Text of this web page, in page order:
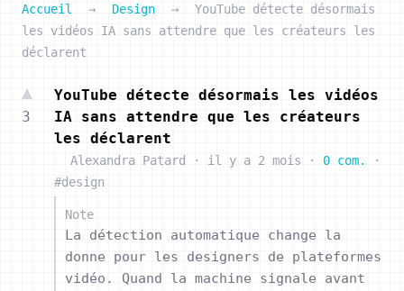
Accueil → Design →
YouTube détecte désormais
les vidéos IA sans attendre que les créateurs les
déclarent
3
YouTube détecte désormais les vidéos
IA sans attendre que les créateurs
les déclarent
Alexandra Patard · il y a 2 mois · 0 com.
·
#design
Note
La détection automatique change la
donne pour les designers de plateformes
vidéo. Quand la machine signale avant